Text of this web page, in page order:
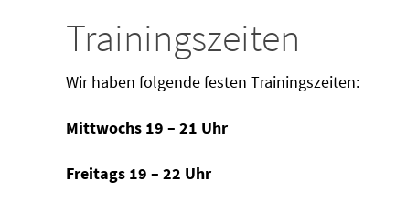
Trainingszeiten
Wir haben folgende festen Trainingszeiten:
Mittwochs 19 – 21 Uhr
Freitags 19 – 22 Uhr